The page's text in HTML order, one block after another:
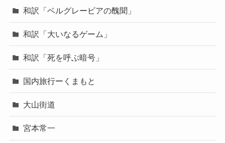
和訳「ベルグレービアの醜聞」
和訳「大いなるゲーム」
和訳「死を呼ぶ暗号」
国内旅行ーくまもと
大山街道
宮本常一